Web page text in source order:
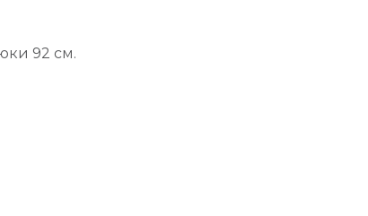
92 см.